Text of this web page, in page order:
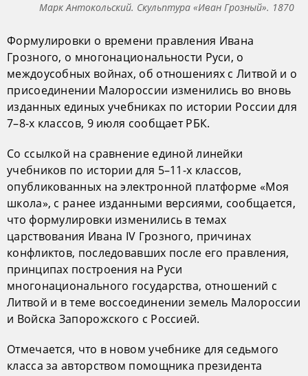
Марк Антокольский. Скульптура «Иван Грозный». 1870
Формулировки о времени правления Ивана
Грозного, о многонациональности Руси, о
междоусобных войнах, об отношениях с Литвой и о
присоединении Малороссии изменились во вновь
изданных единых учебниках по истории России для
7–8-х классов, 9 июля сообщает РБК.
Со ссылкой на сравнение единой линейки
учебников по истории для 5–11-х классов,
опубликованных на электронной платформе «Моя
школа», с ранее изданными версиями, сообщается,
что формулировки изменились в темах
царствования Ивана IV Грозного, причинах
конфликтов, последовавших после его правления,
принципах построения на Руси
многонационального государства, отношений с
Литвой и в теме воссоединении земель Малороссии
и Войска Запорожского с Россией.
Отмечается, что в новом учебнике для седьмого
класса за авторством помощника президента